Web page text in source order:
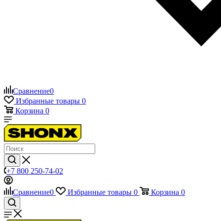
Сравнение0
Избранные товары 0
Корзина 0
+7 800 250-74-02
Сравнение0 Избранные товары 0 Корзина 0